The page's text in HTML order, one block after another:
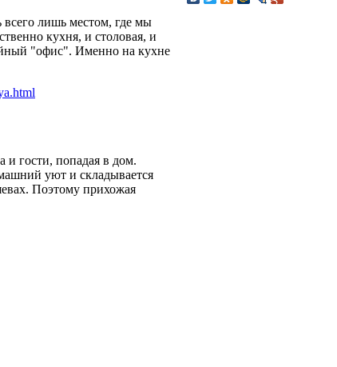
всего лишь местом, где мы
кухня, и столовая, и
"офис". Именно на кухне
и гости, попадая в дом.
уют и складывается
Поэтому прихожая